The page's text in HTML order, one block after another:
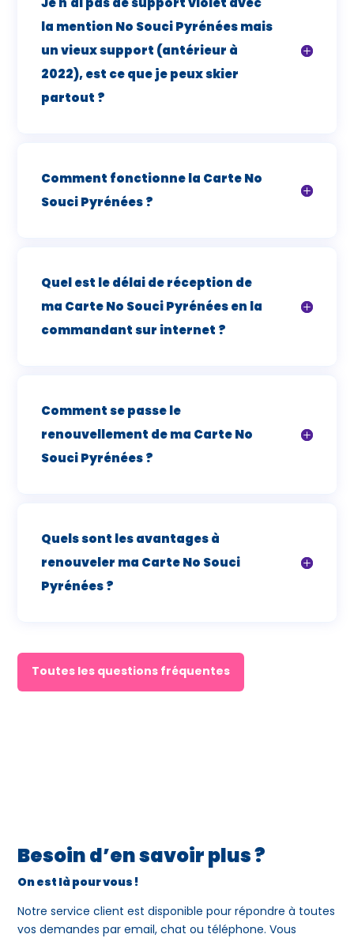
la mention No Souci Pyrénées mais
un vieux support (antérieur à
2022), est ce que je peux skier
partout ?
Comment fonctionne la Carte No
Souci Pyrénées ?
Quel est le délai de réception de
ma Carte No Souci Pyrénées en la
commandant sur internet ?
Comment se passe le
renouvellement de ma Carte No
Souci Pyrénées ?
Quels sont les avantages à
renouveler ma Carte No Souci
Pyrénées ?
Toutes les questions fréquentes
Besoin d’en savoir plus ?
On est là pour vous !
Notre service client est disponible pour répondre à toutes
vos demandes par email, chat ou téléphone. Vous